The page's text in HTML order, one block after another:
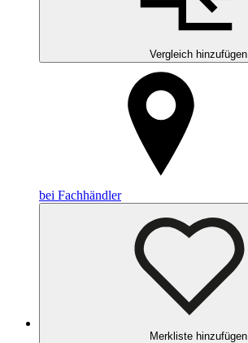
Vergleich hinzufügen
bei Fachhändler
Merkliste hinzufügen